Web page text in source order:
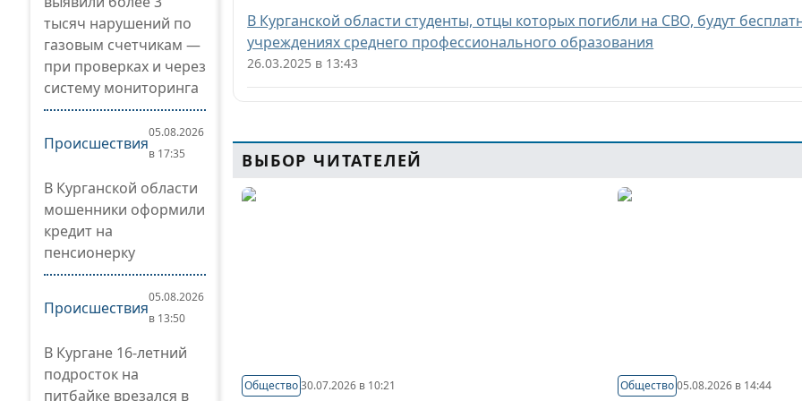
тысяч нарушений по
газовым счетчикам —
при проверках и через
систему мониторинга
Происшествия
05.08.2026
в 17:35
В Курганской области
мошенники оформили
кредит на
пенсионерку
Происшествия
05.08.2026
в 13:50
В Кургане 16-летний
подросток на
питбайке врезался в
В Курганской области студенты, отцы которых погибли на СВО, будут
учреждениях среднего профессионального образования
26.03.2025 в 13:43
ВЫБОР ЧИТАТЕЛЕЙ
Общество30.07.2026 в 10:21 Общество 05.08.2026 в 14:44